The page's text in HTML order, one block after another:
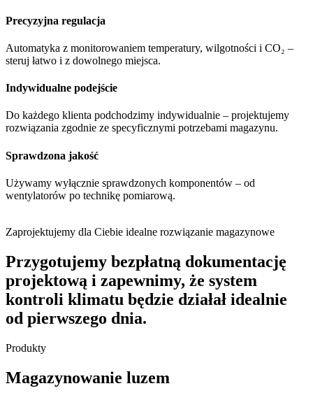
Precyzyjna regulacja
Automatyka z monitorowaniem temperatury, wilgotności i CO₂ –
steruj łatwo i z dowolnego miejsca.
Indywidualne podejście
Do każdego klienta podchodzimy indywidualnie – projektujemy
rozwiązania zgodnie ze specyficznymi potrzebami magazynu.
Sprawdzona jakość
Używamy wyłącznie sprawdzonych komponentów – od
wentylatorów po technikę pomiarową.
Zaprojektujemy dla Ciebie idealne rozwiązanie magazynowe
Przygotujemy bezpłatną dokumentację
projektową i zapewnimy, że system
kontroli klimatu będzie działał idealnie
od pierwszego dnia.
Produkty
Magazynowanie luzem